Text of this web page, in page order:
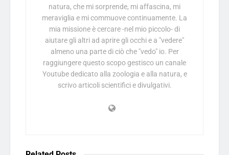
natura, che mi sorprende, mi affascina, mi
meraviglia e mi commuove continuamente. La
mia missione è cercare -nel mio piccolo- di
aiutare gli altri ad aprire gli occhi e a "vedere"
almeno una parte di ciò che "vedo" io. Per
raggiungere questo scopo gestisco un canale
Youtube dedicato alla zoologia e alla natura, e
scrivo articoli scientifici e divulgativi.